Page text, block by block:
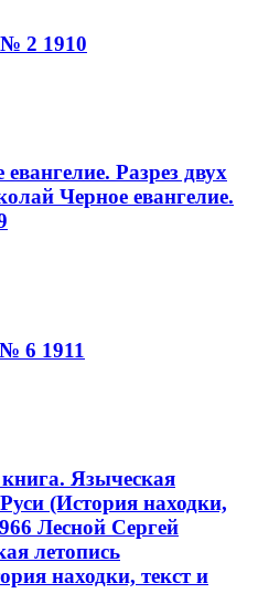
№ 2 1910
Разрез двух
Черное евангелие.
6 1911
Языческая
(История находки,
Лесной Сергей
летопись
находки, текст и